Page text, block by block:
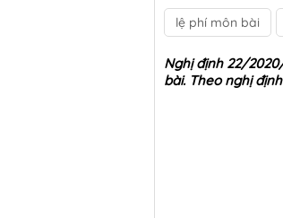
lệ phí môn bài
Nghị định 22/
bài. Theo nghị